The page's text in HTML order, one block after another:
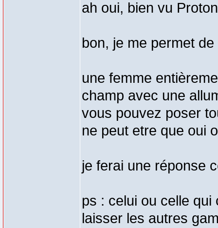
ah oui, bien vu
bon, je me permet
une femme
champ avec une
vous pouvez poser
ne peut etre que oui
je ferai une réponse
ps : celui ou celle
laisser les autres